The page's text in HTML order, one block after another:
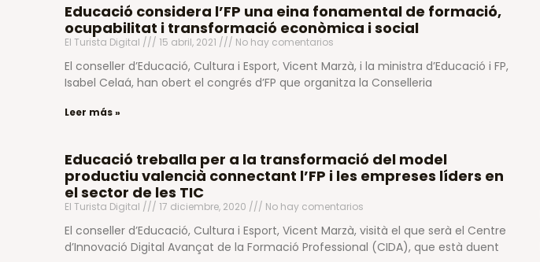
Educació considera l’FP una eina fonamental de formació,
ocupabilitat i transformació econòmica i social
El Turista Digital 15 abril, 2021 No hay comentarios
El conseller d’Educació, Cultura i Esport, Vicent Marzà, i la ministra d’Educació i FP,
Isabel Celaá, han obert el congrés d’FP que organitza la Conselleria
Leer más »
Educació treballa per a la transformació del model
productiu valencià connectant l’FP i les empreses líders en
el sector de les TIC
El Turista Digital 17 diciembre, 2020 No hay comentarios
El conseller d’Educació, Cultura i Esport, Vicent Marzà, visità el que serà el Centre
d’Innovació Digital Avançat de la Formació Professional (CIDA), que està duent